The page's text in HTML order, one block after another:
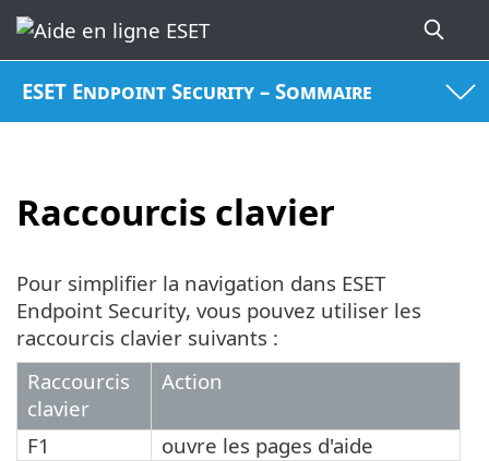
ESET Endpoint Security – Sommaire
Raccourcis clavier
Pour simplifier la navigation dans ESET
Endpoint Security, vous pouvez utiliser les
raccourcis clavier suivants :
Raccourcis
clavier
Action
F1
ouvre les pages d'aide